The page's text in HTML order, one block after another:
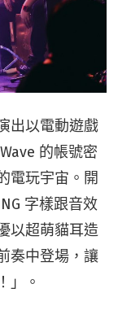
出以電動遊戲
的帳號密
電玩宇宙。開
字樣跟音效
以超萌貓耳造
奏中登場，讓
」。